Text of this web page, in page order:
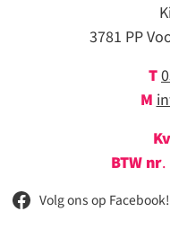
3781 PP
T
M
BTW nr.
Volg ons op Facebook!